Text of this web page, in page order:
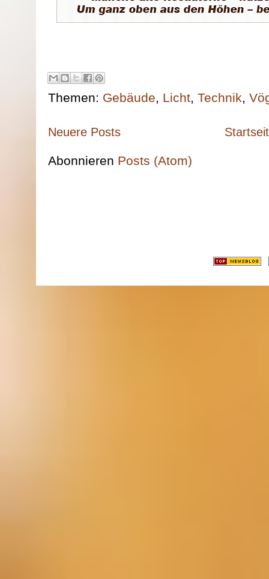
Themen: Gebäude, Licht, Technik,
Neuere Posts
Abonnieren Posts (Atom)